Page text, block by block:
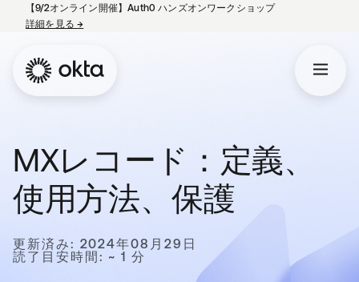
【9/2オンライン開催】Auth0 ハンズオンワークショップ
詳細を見る→
MXレコード：定義、
使用方法、保護
更新済み: 2024年08月29日
読了目安時間: ~ 1 分